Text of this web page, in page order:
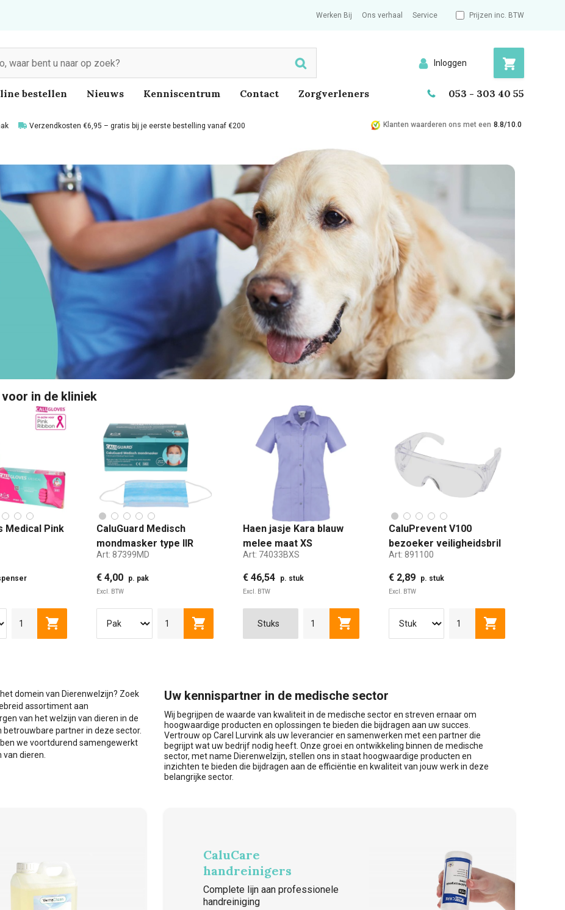
Werken Bij Ons verhaal Service Prijzen inc. BTW
Search Inloggen
bestellen Nieuws Kenniscentrum Contact Zorgverleners 053 - 303 40 55
Verzendkosten €6,95 – gratis bij je eerste bestelling vanaf €200 Klanten waarderen ons met een 8.8/10.0
in de kliniek
Medical Pink
M L Toevoegen aan winkelwagen
CaluGuard Medisch
mondmasker type IIR
50st
Art: 87399MD
€ 4,00 p. pak
Excl. BTW
Toevoegen aan winkelwagen
Haen jasje Kara blauw
melee maat XS
Art: 74033BXS
€ 46,54 p. stuk
Excl. BTW
Toevoegen aan winkelwagen
CaluPrevent V100
bezoeker veiligheidsbril
Art: 891100
€ 2,89 p. stuk
Excl. BTW
Toevoegen aan
domein van Dierenwelzijn? Zoek
assortiment aan
van het welzijn van dieren in de
partner in deze sector.
we voortdurend samengewerkt
dieren.
Uw kennispartner in de medische sector
Wij begrijpen de waarde van kwaliteit in de medische sector en streven ernaar om
hoogwaardige producten en oplossingen te bieden die bijdragen aan uw succes.
Vertrouw op Carel Lurvink als uw leverancier en samenwerken met een partner die
begrijpt wat uw bedrijf nodig heeft. Onze groei en ontwikkeling binnen de medische
sector, met name Dierenwelzijn, stellen ons in staat hoogwaardige producten en
inzichten te bieden die bijdragen aan de efficiëntie en kwaliteit van jouw werk in deze
belangrijke sector.
CaluCare
handreinigers
Complete lijn aan professionele
handreiniging